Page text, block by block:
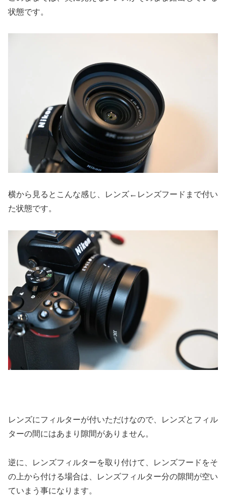
状態です。
横から見るとこんな感じ、レンズ←レンズフードまで付い
た状態です。
レンズにフィルターが付いただけなので、レンズとフィル
ターの間にはあまり隙間がありません。
逆に、レンズフィルターを取り付けて、レンズフードをそ
の上から付ける場合は、レンズフィルター分の隙間が空い
ていまう事になります。